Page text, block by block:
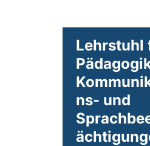
Lehrstuhl
ns- und